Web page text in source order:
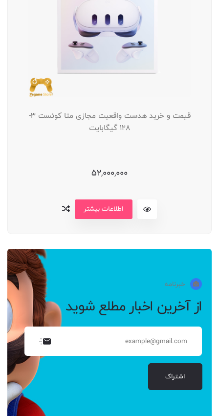
قیمت و خرید هدست واقعیت مجازی متا کوئست 3-
128 گیگابایت
52,000,000
اطلاعات بیشتر
خبرنامه
از آخرین اخبار مطلع شوید
اشتراک